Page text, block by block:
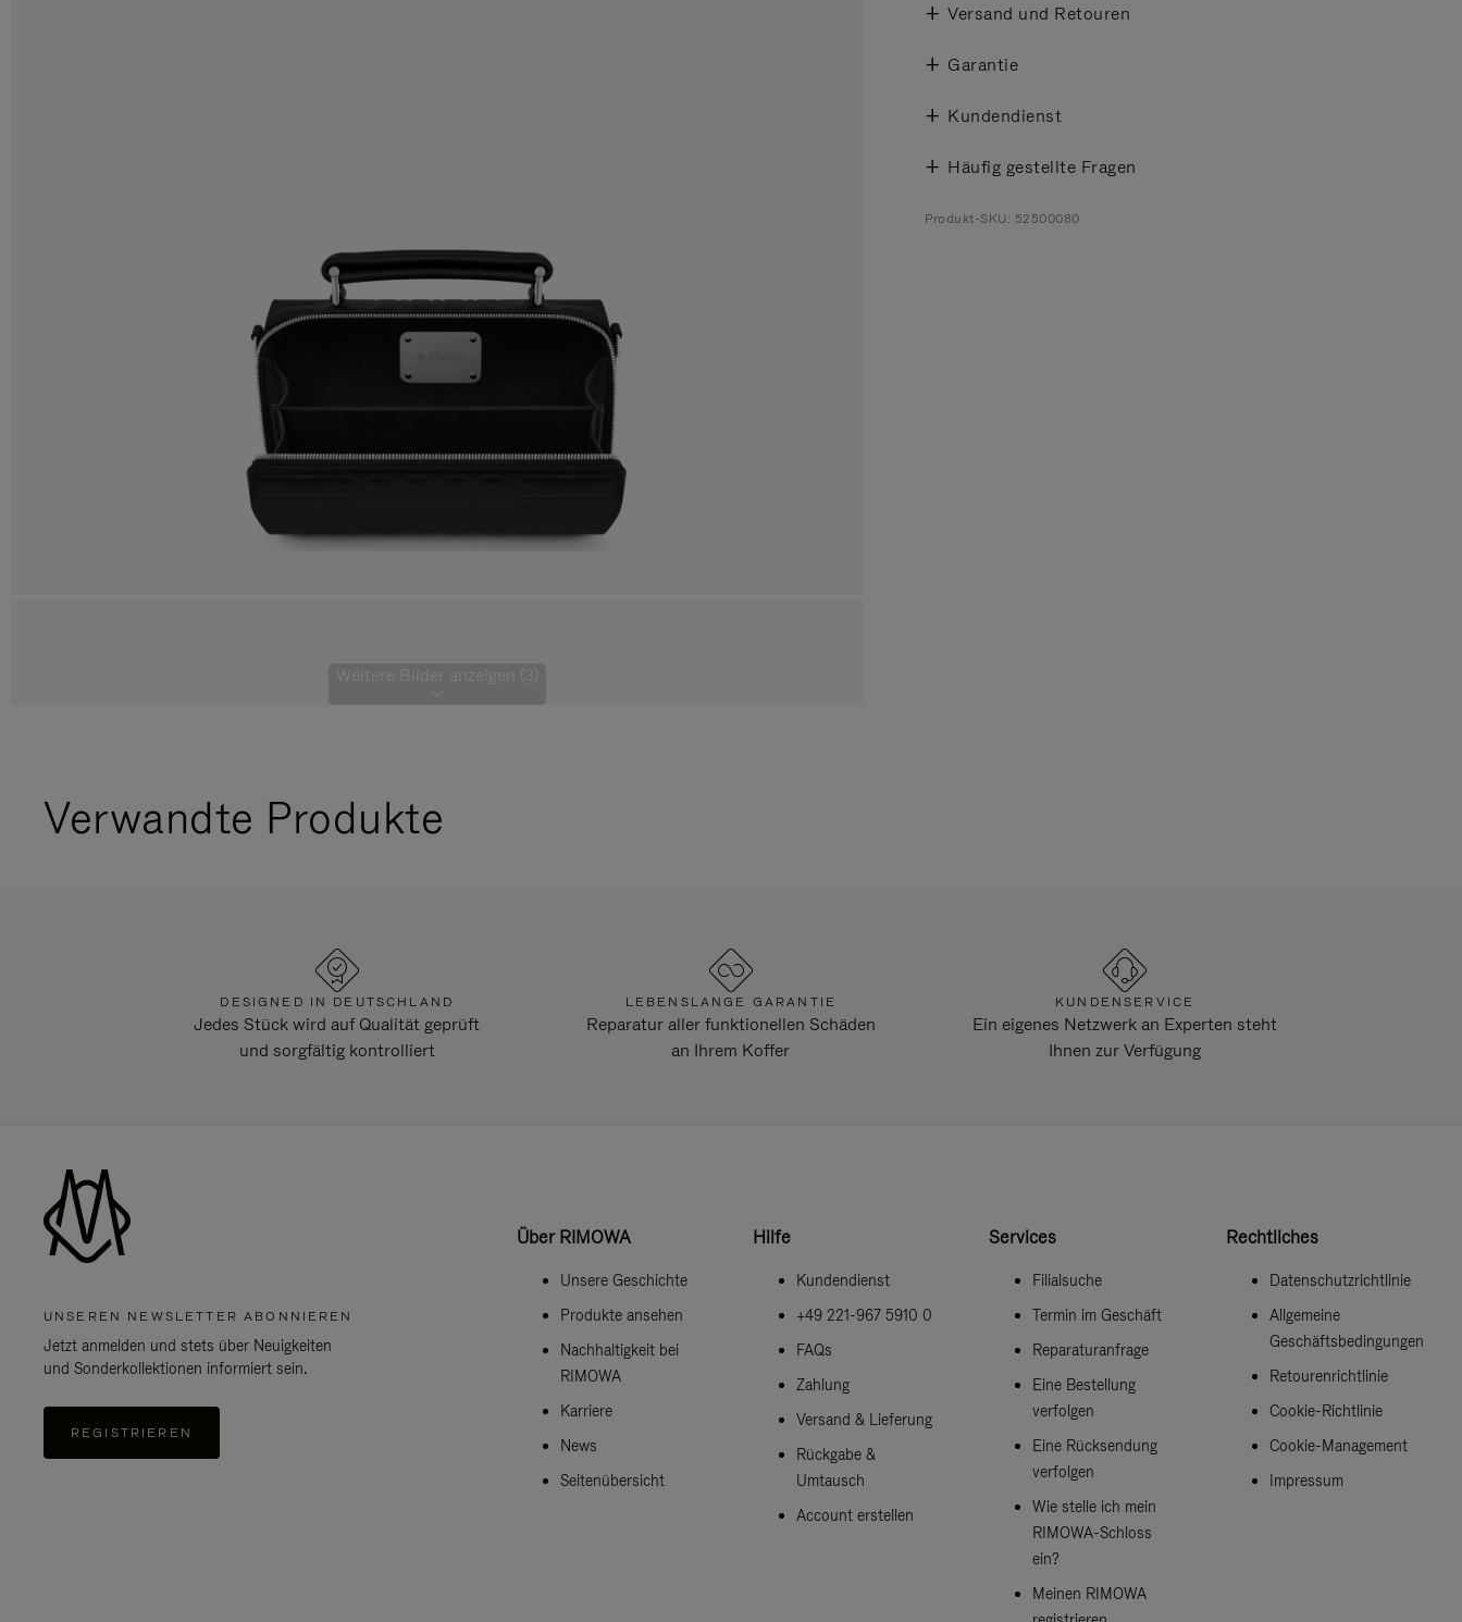
Weitere Bilder anzeigen (3)
Versand und Retouren
Garantie
Kundendienst
Häufig gestellte Fragen
Produkt-SKU: 52500080
Verwandte Produkte
DESIGNED IN DEUTSCHLAND
Jedes Stück wird auf Qualität geprüft
und sorgfältig kontrolliert
LEBENSLANGE GARANTIE
Reparatur aller funktionellen Schäden
an Ihrem Koffer
KUNDENSERVICE
Ein eigenes Netzwerk an Experten steht
Ihnen zur Verfügung
UNSEREN NEWSLETTER ABONNIEREN
Jetzt anmelden und stets über Neuigkeiten
und Sonderkollektionen informiert sein.
REGISTRIEREN
Über RIMOWA
Unsere Geschichte
Produkte ansehen
Nachhaltigkeit bei
RIMOWA
Karriere
News
Seitenübersicht
Hilfe
Kundendienst
+49 221-967 5910 0
FAQs
Zahlung
Versand & Lieferung
Rückgabe &
Umtausch
Account erstellen
Services
Filialsuche
Termin im Geschäft
Reparaturanfrage
Eine Bestellung
verfolgen
Eine Rücksendung
verfolgen
Wie stelle ich mein
RIMOWA-Schloss
ein?
Meinen RIMOWA
Rechtliches
Datenschutzrichtlinie
Allgemeine
Geschäftsbedingungen
Retourenrichtlinie
Cookie-Richtlinie
Cookie-Management
Impressum